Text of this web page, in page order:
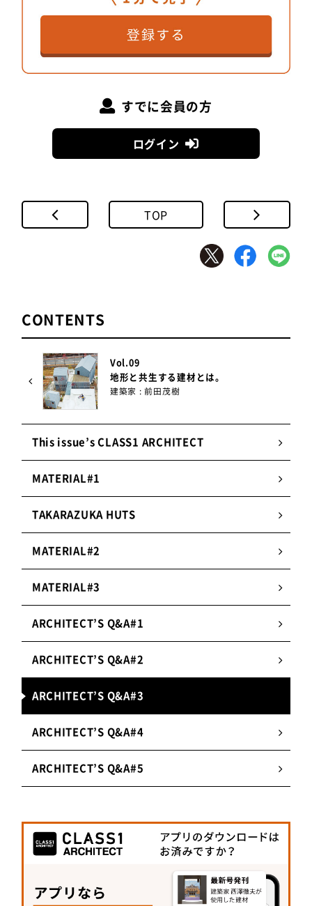
すでに会員の方
ログイン
TOP
CONTENTS
Vol.09
地形と共生する建材とは。
建築家 : 前田茂樹
This issue’s CLASS1 ARCHITECT
MATERIAL#1
TAKARAZUKA HUTS
MATERIAL#2
MATERIAL#3
ARCHITECT’S Q&A#1
ARCHITECT’S Q&A#2
ARCHITECT’S Q&A#3
ARCHITECT’S Q&A#4
ARCHITECT’S Q&A#5